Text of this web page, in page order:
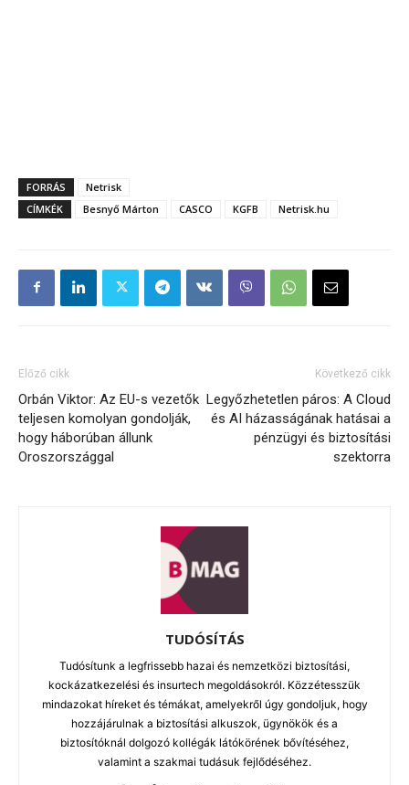
FORRÁS
Netrisk
CÍMKÉK
Besnyő Márton CASCO KGFB Netrisk.hu
Előző cikk
Orbán Viktor: Az EU-s vezetők
teljesen komolyan gondolják,
hogy háborúban állunk
Oroszországgal
Következő cikk
Legyőzhetetlen páros: A Cloud
és AI házasságának hatásai a
pénzügyi és biztosítási
szektorra
TUDÓSÍTÁS
Tudósítunk a legfrissebb hazai és nemzetközi biztosítási,
kockázatkezelési és insurtech megoldásokról. Közzétesszük
mindazokat híreket és témákat, amelyekről úgy gondoljuk, hogy
hozzájárulnak a biztosítási alkuszok, ügynökök és a
biztosítóknál dolgozó kollégák látókörének bővítéséhez,
valamint a szakmai tudásuk fejlődéséhez.